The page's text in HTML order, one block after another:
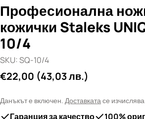
Професионална
кожички Staleks
10/4
SKU: SQ-10/4
Редовна
€22,00 (43,03 лв.)
Данъкът е включен. Доставката се
Гаранция за качество 100%